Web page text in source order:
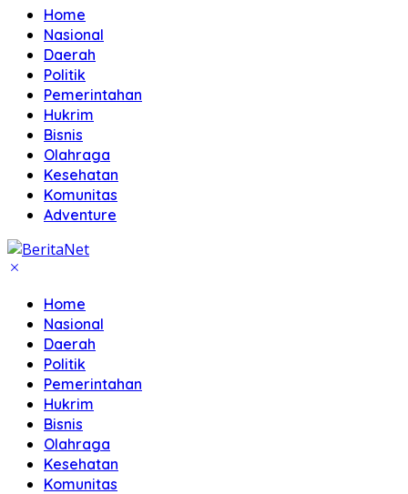
Home
Nasional
Daerah
Politik
Pemerintahan
Hukrim
Bisnis
Olahraga
Kesehatan
Komunitas
Adventure
Home
Nasional
Daerah
Politik
Pemerintahan
Hukrim
Bisnis
Olahraga
Kesehatan
Komunitas